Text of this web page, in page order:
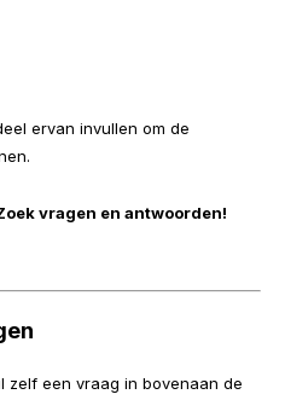
ervan invullen om de
zelf een vraag in bovenaan de